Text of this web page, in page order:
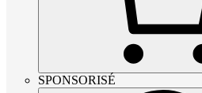
SPONSORISÉ